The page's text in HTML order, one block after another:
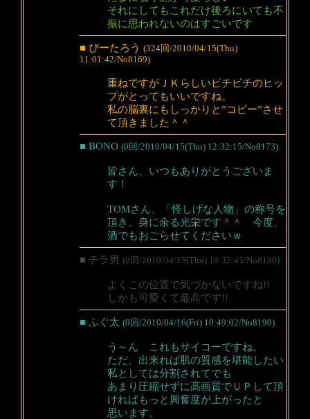
それにしてもこれだけ後ろにいても不
振に思われないのはすごいです
■ ぴーたろう (324回/2010/04/15(Thu)
11:01:42/No8169)
重ねですがＪＫらしいピチピチのヒッ
プがとってもいいですね。
私の脳裏にもしっかりと”コピー”させ
て頂きました＾＾
■ BONO (0回/2010/04/15(Thu) 12:32:15/No8173)
皆さん、いつもありがとうございま
す！
TOMさん、「怪しげな人物」の称号を
頂き、身に余る光栄です＾＾ 今度、
酒でもおごらせてくださいｗ
■ チラ男 (0回/2010/04/15(Thu) 19:32:45/No8180)
よくこの位置で気づかないですね!!
しかも可愛くて最高です!!
■ ふぐ太 (0回/2010/04/16(Fri) 10:49:02/No8190)
う～ん これもサイコーですね。
ただ、出来れば肌の質感を堪能したい
私としては分割されてでも
あまり圧縮せずに高画質でＵＰして頂
ければもっと興奮度が上がったと
思います。